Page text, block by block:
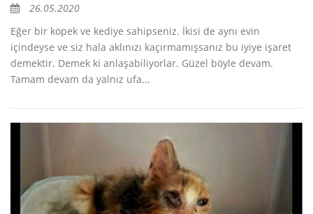
26.05.2020
Eğer bir köpek ve kediye sahipseniz. İkisi de aynı evin
içindeyse ve siz hala aklınızı kaçırmamışsanız bu iyiye işaret
demektir. Demek ki anlaşabiliyorlar. Güzel böyle devam.
Tamam devam da yalnız ufa...